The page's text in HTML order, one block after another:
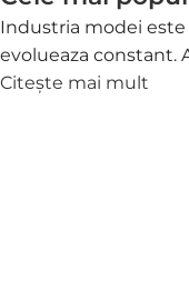
Industria modei
evolueaza constant.
Citește mai mult